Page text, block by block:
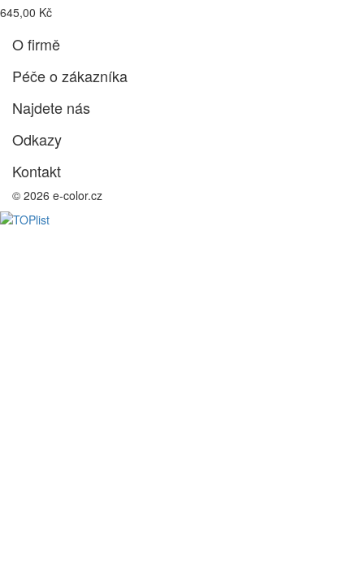
645,00 Kč
O firmě
Péče o zákazníka
Najdete nás
Odkazy
Kontakt
© 2026 e-color.cz